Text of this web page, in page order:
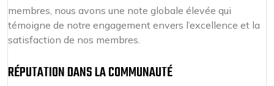
membres, nous avons une note globale élevée qui
témoigne de notre engagement envers l’excellence et la
satisfaction de nos membres.
RÉPUTATION DANS LA COMMUNAUTÉ